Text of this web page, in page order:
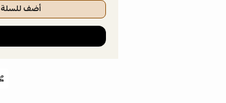
أضف للسلة